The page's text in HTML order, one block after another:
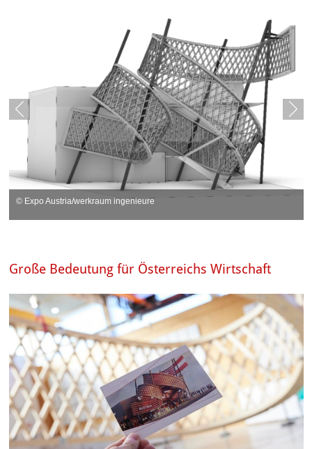
© Expo Austria/werkraum ingenieure
Große Bedeutung für Österreichs Wirtschaft